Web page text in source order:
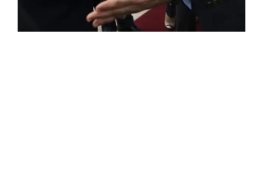
ROSE VALLAND, HEROÏNE DE LA RESISTANCE